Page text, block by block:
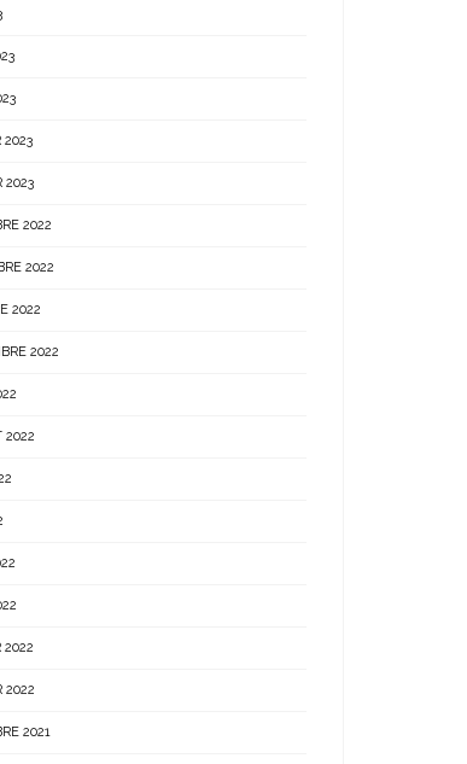
2023
2023
2022
2022
2022
2022
2022
2022
2022
2021